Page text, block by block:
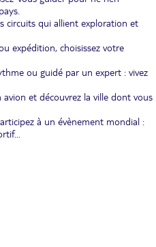
circuits qui allient exploration et
expédition, choisissez votre
ou guidé par un expert : vivez
et découvrez la ville dont vous
à un évènement mondial :